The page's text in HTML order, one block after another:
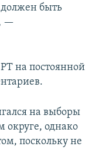
быть
—
РТ на постоянной
на выборы
однако
поскольку не